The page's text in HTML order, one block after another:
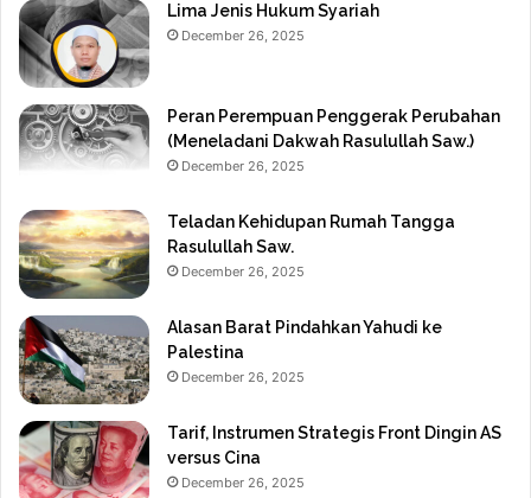
Lima Jenis Hukum Syariah
December 26, 2025
Peran Perempuan Penggerak Perubahan
(Meneladani Dakwah Rasulullah Saw.)
December 26, 2025
Teladan Kehidupan Rumah Tangga
Rasulullah Saw.
December 26, 2025
Alasan Barat Pindahkan Yahudi ke
Palestina
December 26, 2025
Tarif, Instrumen Strategis Front Dingin AS
versus Cina
December 26, 2025